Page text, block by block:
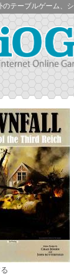
のテーブルゲーム、